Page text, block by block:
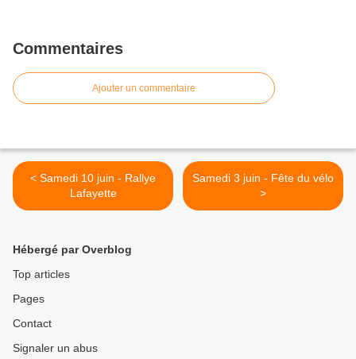
Commentaires
Ajouter un commentaire
< Samedi 10 juin - Rallye
Lafayette
Samedi 3 juin - Fête du vélo
>
Hébergé par Overblog
Top articles
Pages
Contact
Signaler un abus